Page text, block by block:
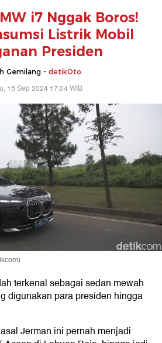
i7 Nggak Boros!
Listrik Mobil
Presiden
Gemilang - detikOto
15 Sep 2024 17:04 WIB
terkenal sebagai sedan mewah
digunakan para presiden hingga
Jerman ini pernah menjadi